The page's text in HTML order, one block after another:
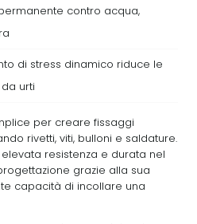
contro acqua,
di stress dinamico riduce le
urti
per creare fissaggi
rivetti, viti, bulloni e saldature.
elevata resistenza e durata nel
grazie alla sua
capacità di incollare una